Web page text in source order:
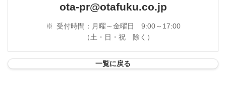
ota-pr@otafuku.co.jp
※ 受付時間：月曜～金曜日 9:00～17:00
（土・日・祝 除く）
一覧に戻る